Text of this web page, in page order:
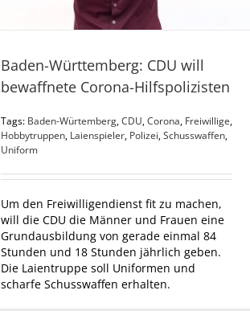
Baden-Württemberg: CDU will
bewaffnete Corona-Hilfspolizisten
Tags: Baden-Würtemberg,CDU,Corona, Freiwillige,
Hobbytruppen, Laienspieler, Polizei,Schusswaffen,
Uniform
Um den Freiwilligendienst fit zu machen,
will die CDU die Männer und Frauen eine
Grundausbildung von gerade einmal 84
Stunden und 18 Stunden jährlich geben.
Die Laientruppe soll Uniformen und
scharfe Schusswaffen erhalten.